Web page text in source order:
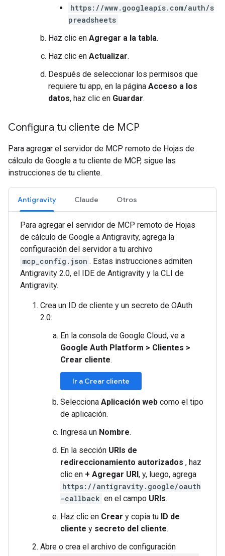
https://www.googleapis.com/auth/s
preadsheets
Haz clic en Agregar a la tabla.
Haz clic en Actualizar.
Después de seleccionar los permisos que
requiere tu app, en la página Acceso a los
datos, haz clic en Guardar.
Configura tu cliente de MCP
Para agregar el servidor de MCP remoto de Hojas de
cálculo de Google a tu cliente de MCP, sigue las
instrucciones de tu cliente.
Antigravity Claude Otros
Para agregar el servidor de MCP remoto de Hojas
de cálculo de Google a Antigravity, agrega la
configuración del servidor a tu archivo
mcp_config.json . Estas instrucciones admiten
Antigravity 2.0, el IDE de Antigravity y la CLI de
Antigravity.
Crea un ID de cliente y un secreto de OAuth
2.0:
En la consola de Google Cloud, ve a
Google Auth Platform > Clientes >
Crear cliente.
Ir a Crear cliente
Selecciona Aplicación web como el tipo
de aplicación.
Ingresa un Nombre.
En la sección URIs de
redireccionamiento autorizados , haz
clic en + Agregar URI, y, luego, agrega
https://antigravity.google/oauth
-callback en el campo URIs.
Haz clic en Crear y copia tu ID de
cliente y secreto del cliente.
Abre o crea el archivo de configuración